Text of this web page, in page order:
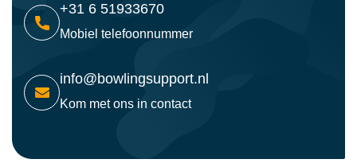
+31 6 51933670
Mobiel telefoonnummer
info@bowlingsupport.nl
Kom met ons in contact